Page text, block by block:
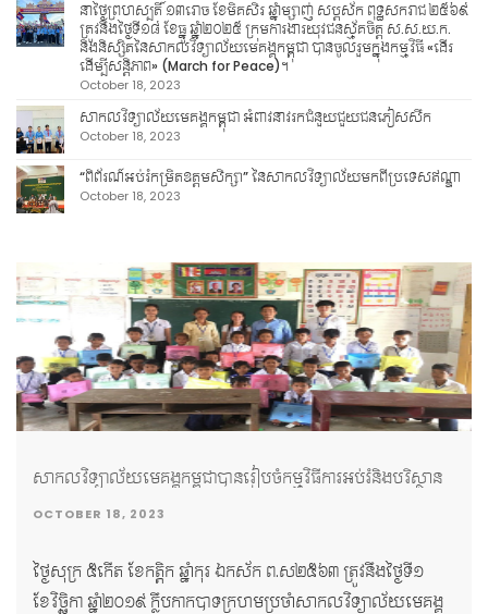
នាថ្ងៃព្រហស្បតិ៍ ១៣រោច ខែមិគសិរ ឆ្នាំម្សាញ់ សប្តស័ក ពុទ្ធសករាជ ២៥៦៩
ត្រូវនឹងថ្ងៃទី១៨ ខែធ្នូ ឆ្នាំ២០២៥ ក្រុមការងារយុវជនស្ម័គចិត្ត ស.ស.យ.ក.
និងនិស្សិតនៃសាកលវិទ្យាល័យមេគង្គកម្ពុជា បានចូលរួមក្នុងកម្មវិធី «ដើរ
ដើម្បីសន្តិភាព» (March for Peace)។
October 18, 2023
សាកលវិទ្យាល័យមេគង្គកម្ពុជា អំពាវនាវរកជំនួយជួយជនភៀសសឹក
October 18, 2023
“ពិព័រណ៍អប់រំកម្រិតឧត្តមសិក្សា” នៃសាកលវិទ្យាល័យមកពីប្រទេសឥណ្ឌា
October 18, 2023
សាកលវិទ្យាល័យមេគង្គកម្ពុជាបានរៀបចំកម្មវិធីការអប់រំនិងបរិស្ថាន
OCTOBER 18, 2023
ថ្ងៃសុក្រ ៥កើត ខែកត្តិក ឆ្នាំកុរ ឯកស័ក ព.ស២៥៦៣ ត្រូវនឹងថ្ងៃទី១
ខែវិច្ឆិកា ឆ្នាំ២០១៩ ក្លឹបកាកបាទក្រហមប្រចាំសាកលវិទ្យាល័យមេគង្គ